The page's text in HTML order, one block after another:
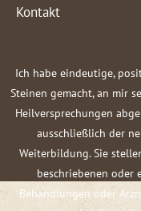
Kontakt
Ich habe eindeutige,
Steinen gemacht, an mir
Heilversprechungen
ausschließlich der
Weiterbildung. Sie
beschriebenen oder
Behandlungen oder